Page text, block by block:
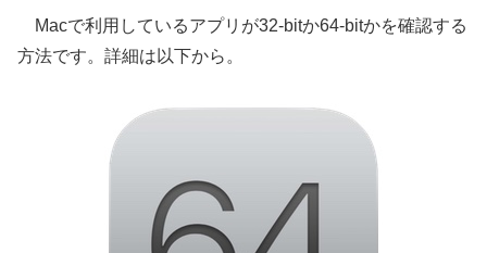
Macで利用しているアプリが32-bitか64-bitかを確認する
方法です。詳細は以下から。